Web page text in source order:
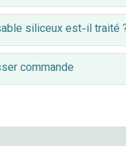
siliceux est-il traité
commande